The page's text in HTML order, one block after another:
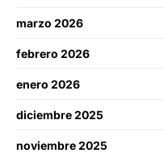
marzo 2026
febrero 2026
enero 2026
diciembre 2025
noviembre 2025